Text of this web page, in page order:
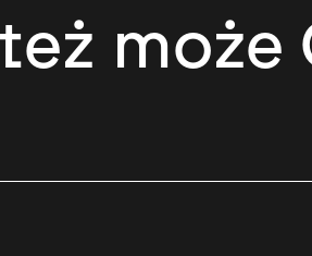
może